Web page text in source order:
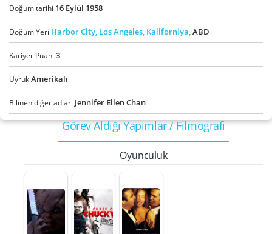
Doğum tarihi 16 Eylül 1958
Doğum Yeri Harbor City, Los Angeles, Kaliforniya,ABD
Kariyer Puanı 3
UyrukAmerikalı
Bilinen diğer adlarıJennifer Ellen Chan
Görev Aldığı Yapımlar / Filmografi
Oyunculuk